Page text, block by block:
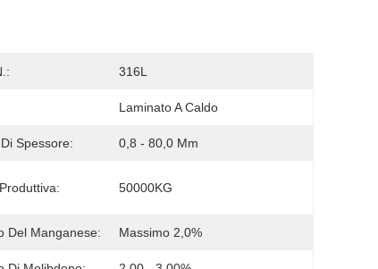
316L
Laminato A Caldo
Spessore: 0,8 - 80,0 Mm
50000KG
Del Manganese: Massimo 2,0%